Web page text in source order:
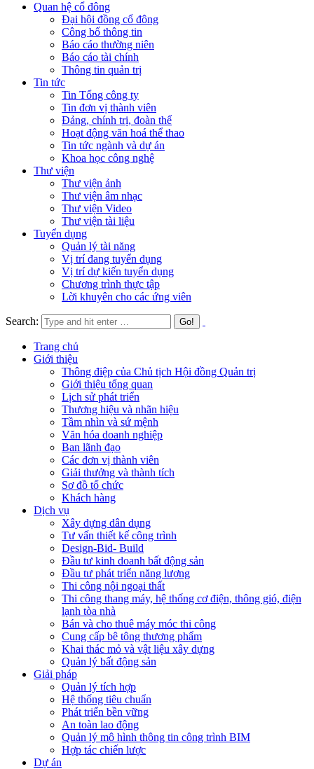
Quan hệ cổ đông
Đại hội đồng cổ đông
Công bố thông tin
Báo cáo thường niên
Báo cáo tài chính
Thông tin quản trị
Tin tức
Tin Tổng công ty
Tin đơn vị thành viên
Đảng, chính trị, đoàn thể
Hoạt động văn hoá thể thao
Tin tức ngành và dự án
Khoa học công nghệ
Thư viện
Thư viện ảnh
Thư viện âm nhạc
Thư viện Video
Thư viện tài liệu
Tuyển dụng
Quản lý tài năng
Vị trí đang tuyển dụng
Vị trí dự kiến tuyển dụng
Chương trình thực tập
Lời khuyên cho các ứng viên
Search:
Trang chủ
Giới thiệu
Thông điệp của Chủ tịch Hội đồng Quản trị
Giới thiệu tổng quan
Lịch sử phát triển
Thương hiệu và nhãn hiệu
Tầm nhìn và sứ mệnh
Văn hóa doanh nghiệp
Ban lãnh đạo
Các đơn vị thành viên
Giải thưởng và thành tích
Sơ đồ tổ chức
Khách hàng
Dịch vụ
Xây dựng dân dụng
Tư vấn thiết kế công trình
Design-Bid- Build
Đầu tư kinh doanh bất động sản
Đầu tư phát triển năng lượng
Thi công nội ngoại thất
Thi công thang máy, hệ thống cơ điện, thông gió, điện
lạnh tòa nhà
Bán và cho thuê máy móc thi công
Cung cấp bê tông thương phẩm
Khai thác mỏ và vật liệu xây dựng
Quản lý bất động sản
Giải pháp
Quản lý tích hợp
Hệ thống tiêu chuẩn
Phát triển bền vững
An toàn lao động
Quản lý mô hình thông tin công trình BIM
Hợp tác chiến lược
Dự án